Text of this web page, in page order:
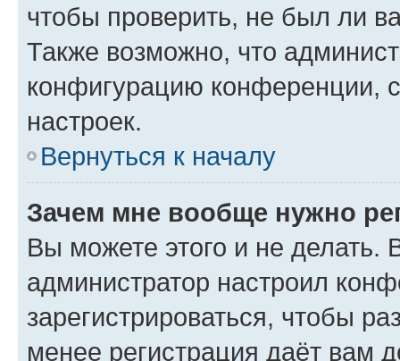
чтобы проверить, не был ли
Также возможно, что
конфигурацию конференции,
настроек.
Вернуться к началу
Зачем мне вообще нужно
Вы можете этого и не делать.
администратор настроил
зарегистрироваться, чтобы
менее регистрация даёт вам